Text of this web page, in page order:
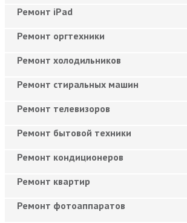
Ремонт iPad
Ремонт оргтехники
Ремонт холодильников
Ремонт стиральных машин
Ремонт телевизоров
Ремонт бытовой техники
Ремонт кондиционеров
Ремонт квартир
Ремонт фотоаппаратов